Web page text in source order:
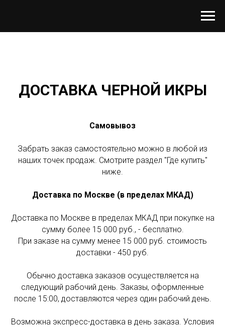
ДОСТАВКА ЧЕРНОЙ ИКРЫ
Самовывоз
Забрать заказ самостоятельно можно в любой из
наших точек продаж. Смотрите раздел "Где купить"
ниже.
Доставка по Москве (в пределах МКАД)
Доставка по Москве в пределах МКАД при покупке на
сумму более 15 000 руб., - бесплатно.
При заказе на сумму менее 15 000 руб. стоимость
доставки - 450 руб.
Обычно доставка заказов осуществляется на
следующий рабочий день. Заказы, оформленные
после 15:00, доставляются через один рабочий день.
Возможна экспресс-доставка в день заказа. Условия